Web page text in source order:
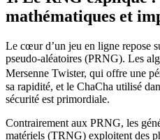
mathématiques et
Le cœur d’un jeu en ligne repose
pseudo‑aléatoires (PRNG). Les
Mersenne Twister, qui offre une
sa rapidité, et le ChaCha utilisé
sécurité est primordiale.
Contrairement aux PRNG, les
matériels (TRNG) exploitent des